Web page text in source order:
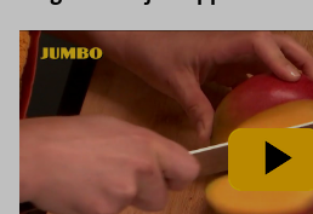
speel
video
af